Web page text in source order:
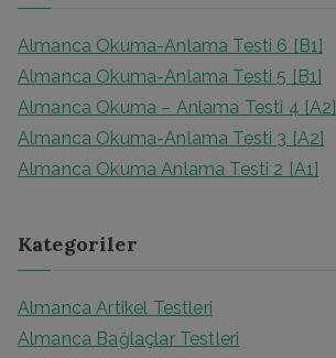
Almanca Okuma-Anlama Testi 6 [B1]
Almanca Okuma-Anlama Testi 5 [B1]
Almanca Okuma – Anlama Testi 4 [A2]
Almanca Okuma-Anlama Testi 3 [A2]
Almanca Okuma Anlama Testi 2 [A1]
Kategoriler
Almanca Artikel Testleri
Almanca Bağlaçlar Testleri